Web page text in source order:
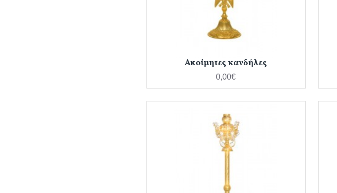
Ακοίμητες κανδήλες
0,00€